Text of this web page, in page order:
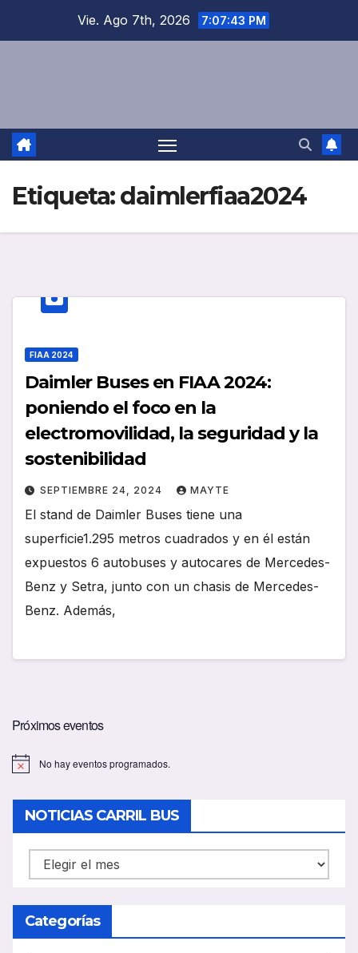
Vie. Ago 7th, 2026 7:07:44 PM
Etiqueta:daimlerfiaa2024
FIAA 2024
Daimler Buses en FIAA 2024:
poniendo el foco en la
electromovilidad, la seguridad y la
sostenibilidad
SEPTIEMBRE 24, 2024 MAYTE
El stand de Daimler Buses tiene una
superficie1.295 metros cuadrados y en él están
expuestos 6 autobuses y autocares de Mercedes-
Benz y Setra, junto con un chasis de Mercedes-
Benz. Además,
Próximos eventos
No hay eventos programados.
NOTICIAS CARRIL BUS
NOTICIAS
CARRIL
BUS
Categorías